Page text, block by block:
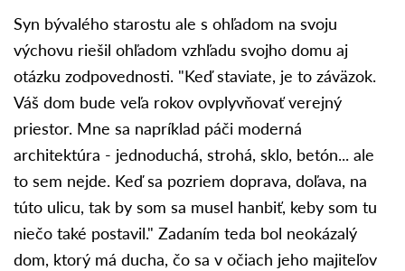
Syn bývalého starostu ale s ohľadom na svoju
výchovu riešil ohľadom vzhľadu svojho domu aj
otázku zodpovednosti. "Keď staviate, je to záväzok.
Váš dom bude veľa rokov ovplyvňovať verejný
priestor. Mne sa napríklad páči moderná
architektúra - jednoduchá, strohá, sklo, betón... ale
to sem nejde. Keď sa pozriem doprava, doľava, na
túto ulicu, tak by som sa musel hanbiť, keby som tu
niečo také postavil." Zadaním teda bol neokázalý
dom, ktorý má ducha, čo sa v očiach jeho majiteľov